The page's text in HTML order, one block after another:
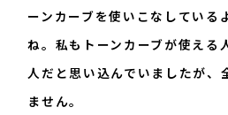
ーンカーブを使いこなしている
ね。私もトーンカーブが使える
人だと思い込んでいましたが、
ません。